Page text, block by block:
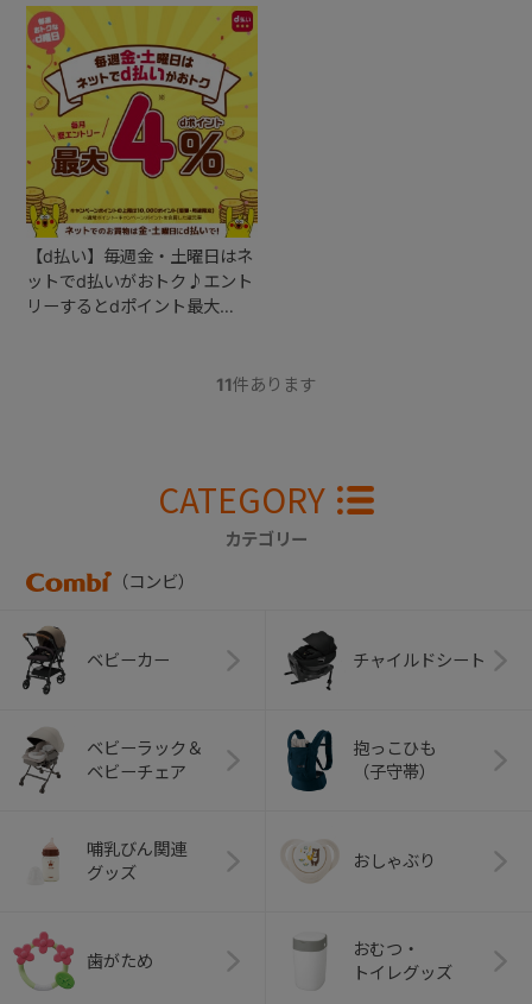
【d払い】毎週金・土曜日はネ
ットでd払いがおトク♪エント
リーするとdポイント最大
11件あります
CATEGORY
カテゴリー
（コンビ）
ベビーカー チャイルドシート
ベビーラック＆
ベビーチェア
抱っこひも
（子守帯）
哺乳びん関連
グッズ
おしゃぶり
歯がため
おむつ・
トイレグッズ